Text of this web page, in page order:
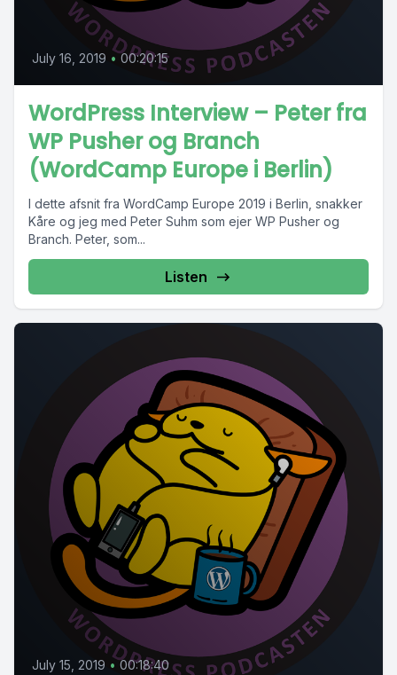
July 16, 2019 • 00:20:15
WordPress Interview – Peter fra
WP Pusher og Branch
(WordCamp Europe i Berlin)
I dette afsnit fra WordCamp Europe 2019 i Berlin, snakker
Kåre og jeg med Peter Suhm som ejer WP Pusher og
Branch. Peter, som...
Listen
July 15, 2019 • 00:18:40